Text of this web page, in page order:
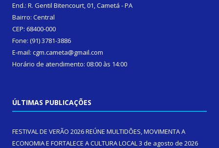
End.: R. Gentil Bitencourt, 01, Cametá - PA
Bairro: Central
CEP: 68400-000
Fone: (91) 3781-3886
E-mail: cgm.cameta@gmail.com
Horário de atendimento: 08:00 às 14:00
ÚLTIMAS PUBLICAÇÕES
FESTIVAL DE VERÃO 2026 REÚNE MULTIDÕES, MOVIMENTA A
ECONOMIA E FORTALECE A CULTURA LOCAL3 de agosto de 2026